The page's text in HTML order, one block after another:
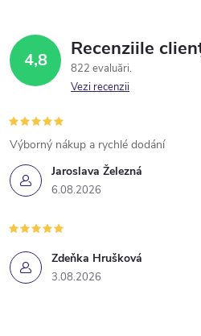
4,8 Recenziile
822 evaluări
Vezi recenzii
Jaroslava Železná
6.08.2026
Výborný nákup a rychlé dodání
Zdeňka Hrušková
3.08.2026